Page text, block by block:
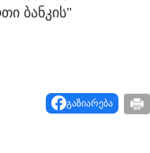
ბანკის"
გაზიარება